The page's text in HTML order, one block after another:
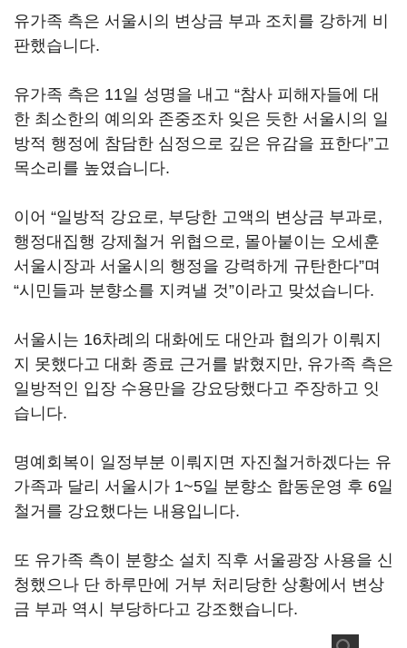
유가족 측은 서울시의 변상금 부과 조치를 강하게 비
판했습니다.
유가족 측은 11일 성명을 내고 “참사 피해자들에 대
한 최소한의 예의와 존중조차 잊은 듯한 서울시의 일
방적 행정에 참담한 심정으로 깊은 유감을 표한다”고
목소리를 높였습니다.
이어 “일방적 강요로, 부당한 고액의 변상금 부과로,
행정대집행 강제철거 위협으로, 몰아붙이는 오세훈
서울시장과 서울시의 행정을 강력하게 규탄한다”며
“시민들과 분향소를 지켜낼 것”이라고 맞섰습니다.
서울시는 16차례의 대화에도 대안과 협의가 이뤄지
지 못했다고 대화 종료 근거를 밝혔지만, 유가족 측은
일방적인 입장 수용만을 강요당했다고 주장하고 잇
습니다.
명예회복이 일정부분 이뤄지면 자진철거하겠다는 유
가족과 달리 서울시가 1~5일 분향소 합동운영 후 6일
철거를 강요했다는 내용입니다.
또 유가족 측이 분향소 설치 직후 서울광장 사용을 신
청했으나 단 하루만에 거부 처리당한 상황에서 변상
금 부과 역시 부당하다고 강조했습니다.